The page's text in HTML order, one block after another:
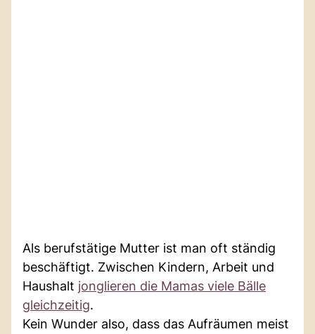
Als berufstätige Mutter ist man oft ständig
beschäftigt. Zwischen Kindern, Arbeit und
Haushalt jonglieren die Mamas viele Bälle
gleichzeitig.
Kein Wunder also, dass das Aufräumen meist